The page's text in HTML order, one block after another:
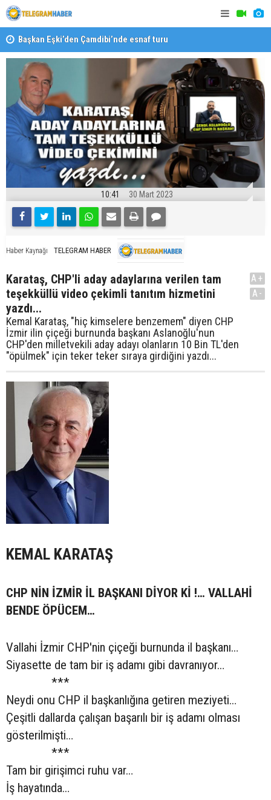
Başkan Eşki’den Çamdibi’nde esnaf turu
10:41 30 Mart 2023
Haber Kaynağı TELEGRAM HABER
Karataş, CHP'li aday adaylarına verilen tam
teşekküllü video çekimli tanıtım hizmetini
yazdı...
Kemal Karataş, "hiç kimselere benzemem" diyen CHP
İzmir ilin çiçeği burnunda başkanı Aslanoğlu'nun
CHP'den milletvekili aday adayı olanların 10 Bin TL'den
"öpülmek" için teker teker sıraya girdiğini yazdı...
A+
A-
KEMAL KARATAŞ
CHP NİN İZMİR İL BAŞKANI DİYOR Kİ !… VALLAHİ
BENDE ÖPÜCEM…
Vallahi İzmir CHP'nin çiçeği burnunda il başkanı…
Siyasette de tam bir iş adamı gibi davranıyor…
***
Neydi onu CHP il başkanlığına getiren meziyeti…
Çeşitli dallarda çalışan başarılı bir iş adamı olması
gösterilmişti…
***
Tam bir girişimci ruhu var…
İş hayatında…